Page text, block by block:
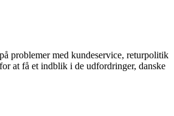
problemer med kundeservice, returpolitik
at få et indblik i de udfordringer, danske